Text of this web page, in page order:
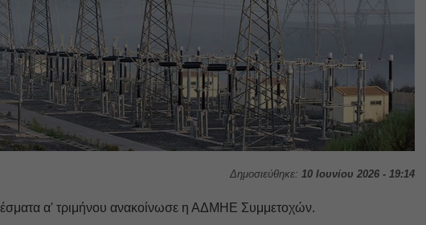
Δημοσιεύθηκε: 10 Ιουνίου 2026 - 19:14
α' τριμήνου ανακοίνωσε η ΑΔΜΗΕ Συμμετοχών.